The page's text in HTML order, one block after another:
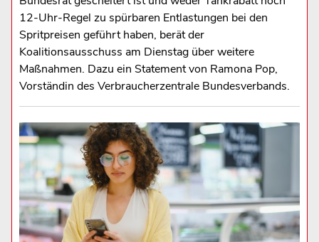
12‑Uhr‑Regel zu spürbaren Entlastungen bei den
Spritpreisen geführt haben, berät der
Koalitionsausschuss am Dienstag über weitere
Maßnahmen. Dazu ein Statement von Ramona Pop,
Vorständin des Verbraucherzentrale Bundesverbands.